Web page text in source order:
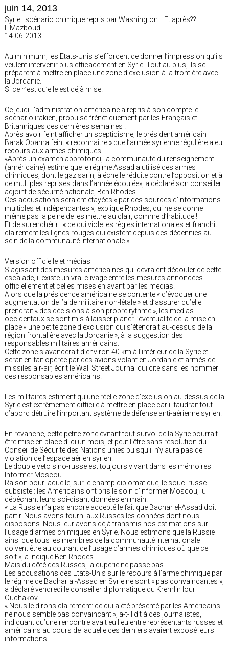
juin 14, 2013
Syrie : scénario chimique repris par Washington… Et après??
L.Mazboudi
14-06-2013
Au minimum, les Etats-Unis s’efforcent de donner l’impression qu’ils
veulent intervenir plus efficacement en Syrie. Tout au plus, Ils se
préparent à mettre en place une zone d’exclusion à la frontière avec
la Jordanie.
Si ce n’est qu’elle est déjà mise!
Ce jeudi, l’administration américaine a repris à son compte le
scénario irakien, propulsé frénétiquement par les Français et
Britanniques ces dernières semaines !
Après avoir feint afficher un scepticisme, le président américain
Barak Obama feint « reconnaitre » que l’armée syrienne régulière a eu
recours aux armes chimiques.
«Après un examen approfondi, la communauté du renseignement
(américaine) estime que le régime Assad a utilisé des armes
chimiques, dont le gaz sarin, à échelle réduite contre l’opposition et à
de multiples reprises dans l’année écoulée», a déclaré son conseiller
adjoint de sécurité nationale, Ben Rhodes.
Ces accusations seraient étayées « par des sources d’informations
multiples et indépendantes », explique Rhodes, qui ne se donne
même pas la peine de les mettre au clair, comme d’habitude !
Et de surenchérir : « ce qui viole les règles internationales et franchit
clairement les lignes rouges qui existent depuis des décennies au
sein de la communauté internationale ».
Version officielle et médias
S’agissant des mesures américaines qui devraient découler de cette
escalade, il existe un vrai clivage entre les mesures annoncées
officiellement et celles mises en avant par les medias.
Alors que la présidence américaine se contente « d’évoquer une
augmentation de l’aide militaire non-létale » et d’assurer qu’elle
prendrait « des décisions à son propre rythme », les medias
occidentaux se sont mis à laisser planer l’éventualité de la mise en
place « une petite zone d’exclusion qui s’étendrait au-dessus de la
région frontalière avec la Jordanie », à la suggestion des
responsables militaires américains.
Cette zone s’avancerait d’environ 40 km à l’intérieur de la Syrie et
serait en fait opérée par des avions volant en Jordanie et armés de
missiles air-air, écrit le Wall Street Journal qui cite sans les nommer
des responsables américains.
Les militaires estiment qu’une réelle zone d’exclusion au-dessus de la
Syrie est extrêmement difficile à mettre en place car il faudrait tout
d’abord détruire l’important système de défense anti-aérienne syrien.
En revanche, cette petite zone évitant tout survol de la Syrie pourrait
être mise en place d’ici un mois, et peut l’être sans résolution du
Conseil de Sécurité des Nations unies puisqu’il n’y aura pas de
violation de l’espace aérien syrien.
Le double veto sino-russe est toujours vivant dans les mémoires
Informer Moscou
Raison pour laquelle, sur le champ diplomatique, le souci russe
subsiste : les Américains ont pris le soin d’informer Moscou, lui
dépêchant leurs soi-disant données en main.
« La Russie n’a pas encore accepté le fait que Bachar el-Assad doit
partir. Nous avons fourni aux Russes les données dont nous
disposons. Nous leur avons déjà transmis nos estimations sur
l’usage d’armes chimiques en Syrie. Nous estimons que la Russie
ainsi que tous les membres de la communauté internationale
doivent être au courant de l’usage d’armes chimiques où que ce
soit », a indiqué Ben Rhodes.
Mais du côté des Russes, la duperie ne passe pas.
Les accusations des Etats-Unis sur le recours à l’arme chimique par
le régime de Bachar al-Assad en Syrie ne sont « pas convaincantes »,
a déclaré vendredi le conseiller diplomatique du Kremlin Iouri
Ouchakov.
« Nous le dirons clairement: ce qui a été présenté par les Américains
ne nous semble pas convaincant », a-t-il dit à des journalistes,
indiquant qu’une rencontre avait eu lieu entre représentants russes et
américains au cours de laquelle ces derniers avaient exposé leurs
informations.